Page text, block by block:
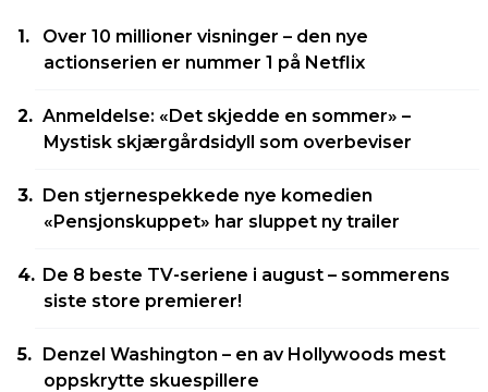
Over 10 millioner visninger – den nye
actionserien er nummer 1 på Netflix
Anmeldelse: «Det skjedde en sommer» –
Mystisk skjærgårdsidyll som overbeviser
Den stjernespekkede nye komedien
«Pensjonskuppet» har sluppet ny trailer
De 8 beste TV-seriene i august – sommerens
siste store premierer!
Denzel Washington – en av Hollywoods mest
oppskrytte skuespillere